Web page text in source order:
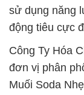
sử dụng năng
động tiêu cực
Công Ty Hóa
đơn vị phân
Muối Soda